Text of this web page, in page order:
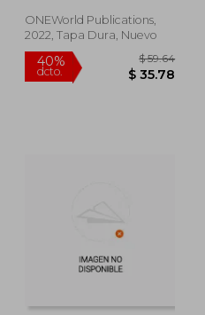
ONEWorld Publications,
2022, Tapa Dura, Nuevo